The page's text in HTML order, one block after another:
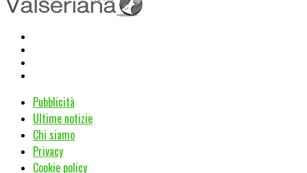
Pubblicità
Ultime notizie
Chi siamo
Privacy
Cookie policy